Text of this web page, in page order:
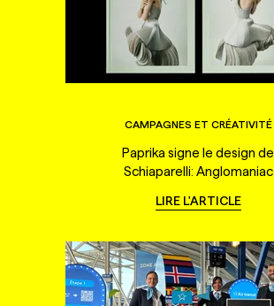
CAMPAGNES ET CRÉATIVITÉ
Paprika signe le design de
Schiaparelli: Anglomaniac
LIRE L'ARTICLE